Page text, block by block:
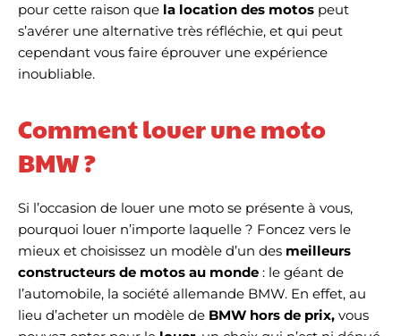
pour cette raison que la location des motos peut
s’avérer une alternative très réfléchie, et qui peut
cependant vous faire éprouver une expérience
inoubliable.
Comment louer une moto
BMW ?
Si l’occasion de louer une moto se présente à vous,
pourquoi louer n’importe laquelle ? Foncez vers le
mieux et choisissez un modèle d’un des meilleurs
constructeurs de motos au monde : le géant de
l’automobile, la société allemande BMW. En effet, au
lieu d’acheter un modèle de BMW hors de prix, vous